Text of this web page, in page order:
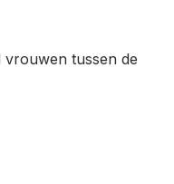
vrouwen tussen de